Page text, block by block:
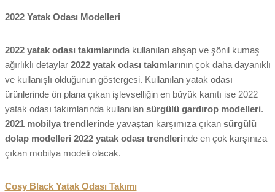
2022 Yatak Odası Modelleri
2022 yatak odası takımlarında kullanılan ahşap ve şönil kumaş
ağırlıklı detaylar 2022 yatak odası takımlarının çok daha dayanıklı
ve kullanışlı olduğunun göstergesi. Kullanılan yatak odası
ürünlerinde ön plana çıkan işlevselliğin en büyük kanıtı ise 2022
yatak odası takımlarında kullanılan sürgülü gardırop modelleri.
2021 mobilya trendlerinde yavaştan karşımıza çıkansürgülü
dolap modelleri 2022 yatak odası trendlerinde en çok karşınıza
çıkan mobilya modeli olacak.
Cosy Black Yatak Odası Takımı